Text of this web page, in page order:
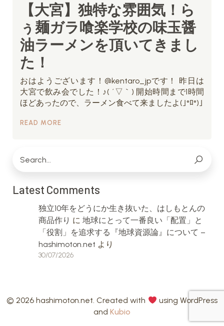
【大宮】独特な雰囲気！ら
ぅ麺ガラ喰楽学校の味玉醤
油ラーメンを頂いてきまし
た！
おはようございます！@kentaro_jpです！ 昨日は
大宮で飲み会でした！♪( ´▽｀) 開始時間まで1時間
ほどあったので、ラーメン食べて来ましたよ(｣°ﾛ°)｣
READ MORE
Latest Comments
独立10年をどうにか生き抜いた、はしもとんの
商品作り に 地球にとって一番良い「配置」と
「役割」を追求する『地球資源論』について –
hashimoton.net より
30/07/2026
© 2026 hashimoton.net. Created with
using WordPress
and Kubio